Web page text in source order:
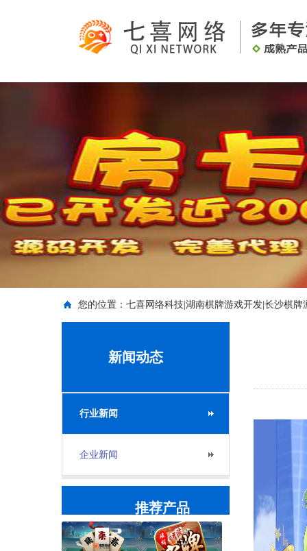
您的位置： 七喜网络科技|湖南棋牌游戏开发|长沙棋牌
新闻动态
行业新闻
企业新闻
推荐产品